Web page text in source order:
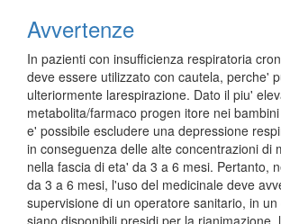
Avvertenze
In pazienti con insufficienza respiratoria
deve essere utilizzato con cautela, perche'
ulteriormente larespirazione. Dato il piu'
metabolita/farmaco progen itore nei
e' possibile escludere una depressione
in conseguenza delle alte concentrazioni di
nella fascia di eta' da 3 a 6 mesi. Pertanto,
da 3 a 6 mesi, l'uso del medicinale deve
supervisione di un operatore sanitario, in
siano disponibili presidi per la rianimazione,